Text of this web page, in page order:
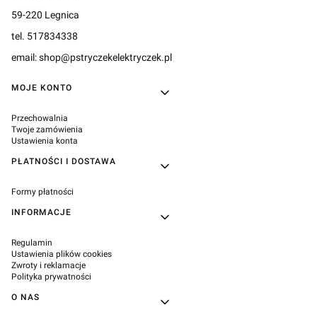
59-220 Legnica
tel. 517834338
email: shop@pstryczekelektryczek.pl
Linki w stopce
MOJE KONTO
Przechowalnia
Twoje zamówienia
Ustawienia konta
PŁATNOŚCI I DOSTAWA
Formy płatności
INFORMACJE
Regulamin
Ustawienia plików cookies
Zwroty i reklamacje
Polityka prywatności
O NAS